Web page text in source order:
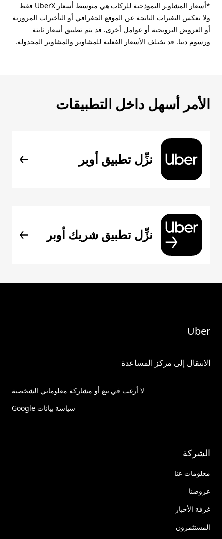
*أسعار المشاوير النموذجية للركاب هي متوسط أسعار UberX فقط
ولا تعكس التغيرات الناتجة عن الموقع الجغرافي أو التأخيرات المرورية
أو العروض الترويجية أو عوامل أخرى. قد يتم تطبيق أسعار ثابتة
ورسوم دنيا. قد تختلف الأسعار الفعلية للمشاوير والمشاوير المجدولة.
الأمر أسهل داخل التطبيقات
نزِّل تطبيق أوبر
نزِّل تطبيق شريك أوبر
Uber
الانتقال إلى مركز المساعدة
لا أرغب في بيع أو مشاركة معلوماتي الشخصية
سياسة بيانات Google
الشركة
معلومات عنا
عروضنا
غرفة الأخبار
المستثمرون